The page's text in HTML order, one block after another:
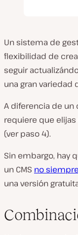
Un sistema de
flexibilidad de
seguir
una gran variedad
A diferencia de un
requiere que
(ver paso 4).
Sin embargo, hay
un CMS no
una versión